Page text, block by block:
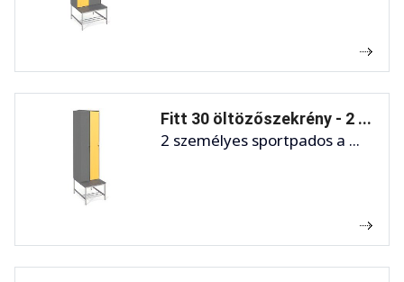
Fitt 30 öltözőszekrény - 2 ...
2 személyes sportpados a ...